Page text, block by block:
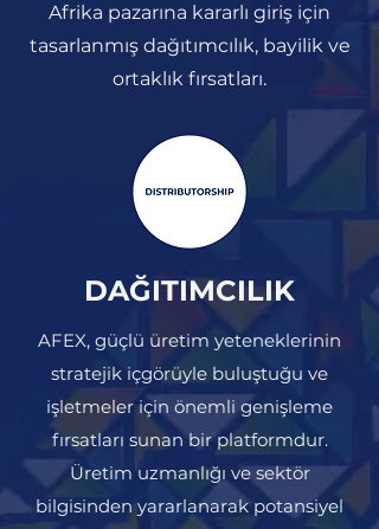
Afrika pazarına kararlı giriş için
tasarlanmış dağıtımcılık, bayilik ve
ortaklık fırsatları.
DAĞITIMCILIK
AFEX, güçlü üretim yeteneklerinin
stratejik içgörüyle buluştuğu ve
işletmeler için önemli genişleme
fırsatları sunan bir platformdur.
Üretim uzmanlığı ve sektör
bilgisinden yararlanarak potansiyel